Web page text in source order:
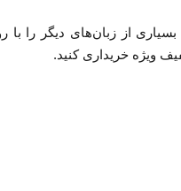
از زبان‌های دیگر را
ویژه خریداری کنید.